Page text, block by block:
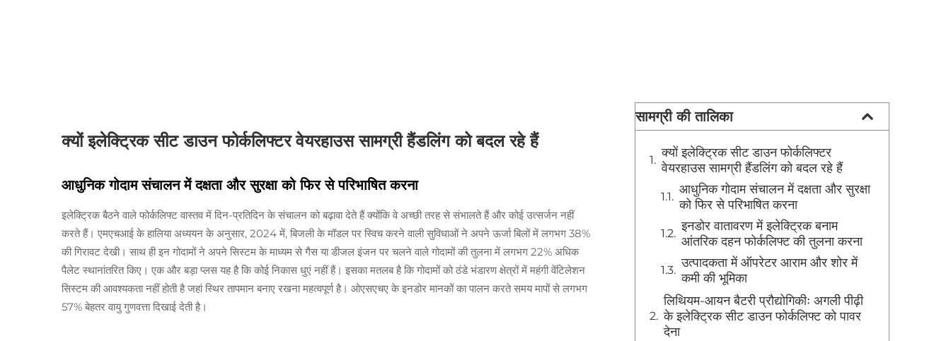
क्यों इलेक्ट्रिक सीट डाउन फोर्कलिफ्टर वेयरहाउस सामग्री हैंडलिंग को बदल रहे हैं
आधुनिक गोदाम संचालन में दक्षता और सुरक्षा को फिर से परिभाषित करना
इलेक्ट्रिक बैठने वाले फोर्कलिफ्ट वास्तव में दिन-प्रतिदिन के संचालन को बढ़ावा देते हैं क्योंकि वे अच्छी तरह से संभालते हैं और कोई उत्सर्जन नहीं
करते हैं। एमएचआई के हालिया अध्ययन के अनुसार, 2024 में, बिजली के मॉडल पर स्विच करने वाली सुविधाओं ने अपने ऊर्जा बिलों में लगभग 38%
की गिरावट देखी। साथ ही इन गोदामों ने अपने सिस्टम के माध्यम से गैस या डीजल इंजन पर चलने वाले गोदामों की तुलना में लगभग 22% अधिक
पैलेट स्थानांतरित किए। एक और बड़ा प्लस यह है कि कोई निकास धुएं नहीं हैं। इसका मतलब है कि गोदामों को ठंडे भंडारण क्षेत्रों में महंगी वेंटिलेशन
सिस्टम की आवश्यकता नहीं होती है जहां स्थिर तापमान बनाए रखना महत्वपूर्ण है। ओएसएचए के इनडोर मानकों का पालन करते समय मापों से लगभग
57% बेहतर वायु गुणवत्ता दिखाई देती है।
सामग्री की तालिका
क्यों इलेक्ट्रिक सीट डाउन फोर्कलिफ्टर
वेयरहाउस सामग्री हैंडलिंग को बदल रहे हैं
आधुनिक गोदाम संचालन में दक्षता और सुरक्षा
को फिर से परिभाषित करना
इनडोर वातावरण में इलेक्ट्रिक बनाम
आंतरिक दहन फोर्कलिफ्ट की तुलना करना
उत्पादकता में ऑपरेटर आराम और शोर में
कमी की भूमिका
लिथियम-आयन बैटरी प्रौद्योगिकीः अगली पीढ़ी
के इलेक्ट्रिक सीट डाउन फोर्कलिफ्ट को पावर
देना